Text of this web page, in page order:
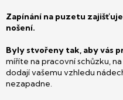
Zapínání na puzetu
nošení.
Byly stvořeny tak, aby vás
míříte na pracovní schůzku,
dodají vašemu vzhledu
nezapadne.